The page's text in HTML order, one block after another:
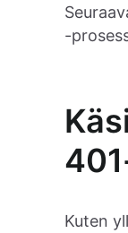
-
Kuten